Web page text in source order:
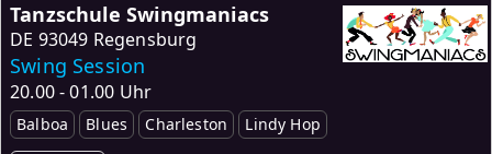
Tanzschule Swingmaniacs
DE 93049 Regensburg
Swing Session
20.00 - 01.00 Uhr
Balboa Blues Charleston Lindy Hop